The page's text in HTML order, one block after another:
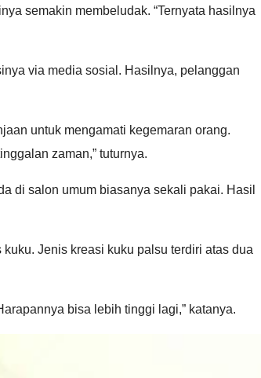
semakin membeludak. “Ternyata hasilnya
via media sosial. Hasilnya, pelanggan
untuk mengamati kegemaran orang.
zaman,” tuturnya.
di salon umum biasanya sekali pakai. Hasil
Jenis kreasi kuku palsu terdiri atas dua
bisa lebih tinggi lagi,” katanya.